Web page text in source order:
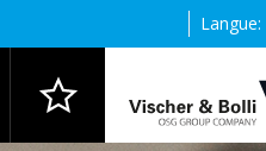
Langue: